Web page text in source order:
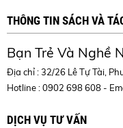
THÔNG TIN SÁCH VÀ
Bạn Trẻ Và Nghề
Địa chỉ : 32/26 Lê Tự Tài,
Hotline : 0902 698 608 -
DỊCH VỤ TƯ VẤN